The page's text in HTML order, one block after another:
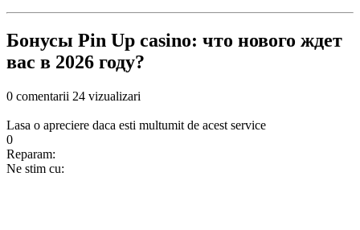
Бонусы Pin Up casino: что нового ждет
вас в 2026 году?
0 comentarii 24 vizualizari
Lasa o apreciere daca esti multumit de acest service
0
Reparam:
Ne stim cu: